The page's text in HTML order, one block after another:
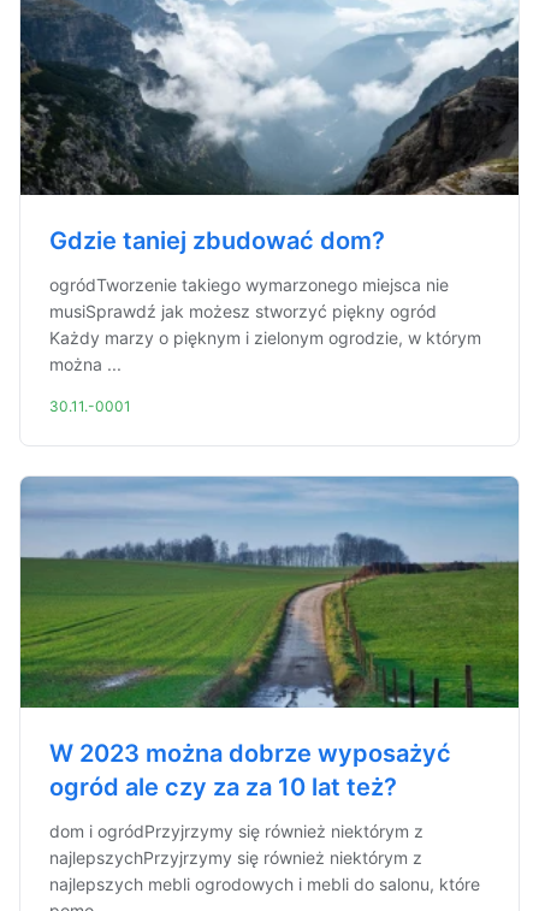
Gdzie taniej zbudować dom?
ogródTworzenie takiego wymarzonego miejsca nie
musiSprawdź jak możesz stworzyć piękny ogród
Każdy marzy o pięknym i zielonym ogrodzie, w którym
można ...
30.11.-0001
W 2023 można dobrze wyposażyć
ogród ale czy za za 10 lat też?
dom i ogródPrzyjrzymy się również niektórym z
najlepszychPrzyjrzymy się również niektórym z
najlepszych mebli ogrodowych i mebli do salonu, które